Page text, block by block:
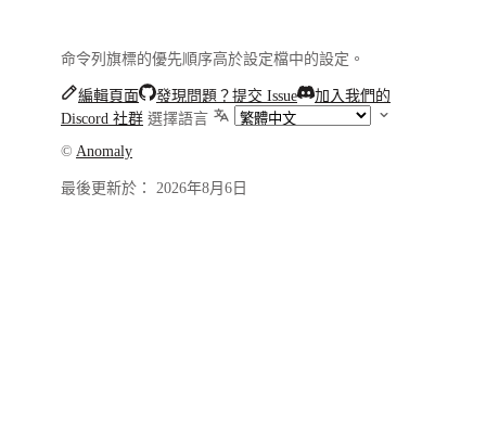
命令列旗標的優先順序高於設定檔中的設定。
編輯頁面 發現問題？提交 Issue
加入我們的
Discord 社群 選擇語言
© Anomaly
最後更新於： 2026年8月6日